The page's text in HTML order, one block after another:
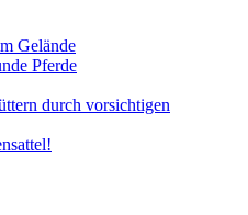
Gelände
Pferde
durch vorsichtigen